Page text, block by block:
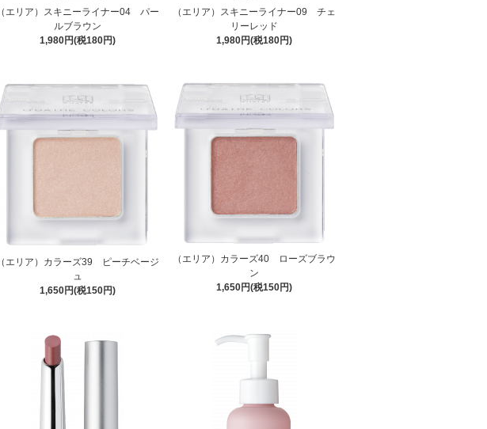
（エリア）スキニーライナー04 パー
ルブラウン
1,980円(税180円)
（エリア）スキニーライナー09 チェ
リーレッド
1,980円(税180円)
（エリア）カラーズ39 ピーチベージ
ュ
1,650円(税150円)
（エリア）カラーズ40 ローズブラウ
ン
1,650円(税150円)